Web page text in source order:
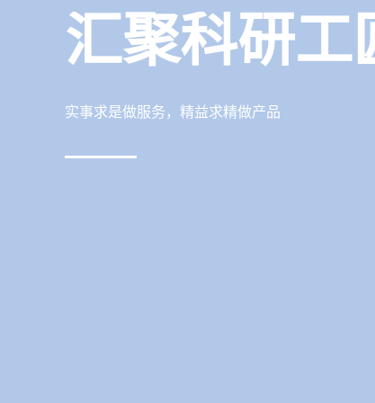
汇聚科研工
实事求是做服务，精益求精做产品